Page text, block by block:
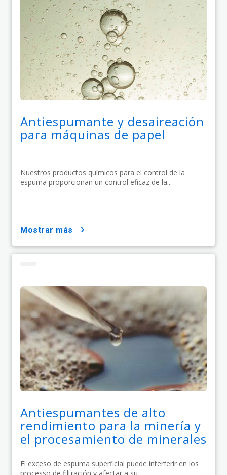
Antiespumante y desaireación
para máquinas de papel
Nuestros productos químicos para el control de la
espuma proporcionan un control eficaz de la...
mostrar más
Antiespumantes de alto
rendimiento para la minería y
el procesamiento de minerales
El exceso de espuma superficial puede interferir en los